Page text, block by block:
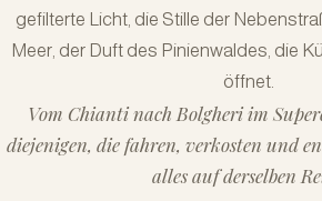
gefilterte Licht, die Stille der
Meer, der Duft des Pinienwaldes, die
öffnet.
Vom Chianti nach Bolgheri im
diejenigen, die fahren, verkosten und
alles auf derselben